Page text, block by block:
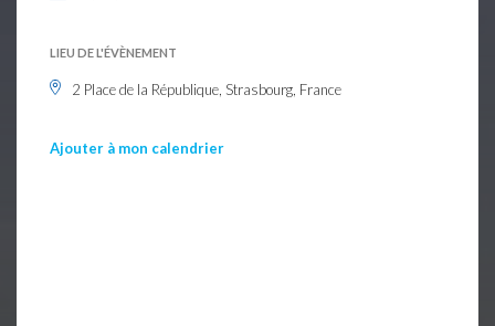
LIEU DE L'ÉVÈNEMENT
2 Place de la République, Strasbourg, France
Ajouter à mon calendrier